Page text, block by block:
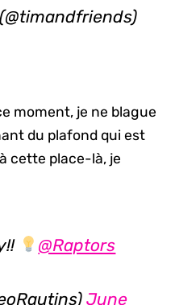
moment, je ne blague
du plafond qui est
cette place-là, je
@Raptors
June